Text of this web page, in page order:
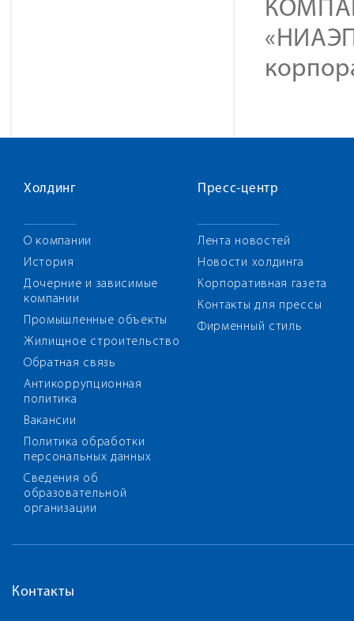
Холдинг
О компании
История
Дочерние и зависимые
компании
Промышленные объекты
Жилищное строительство
Обратная связь
Антикоррупционная
политика
Вакансии
Политика обработки
персональных данных
Сведения об
образовательной
организации
Пресс-центр
Лента новостей
Новости холдинга
Корпоративная газета
Контакты для прессы
Фирменный стиль
Контакты